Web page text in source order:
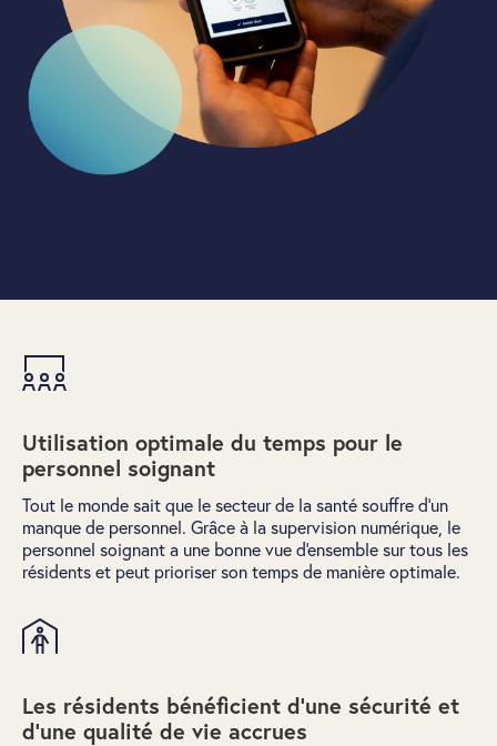
Utilisation optimale du temps pour le
personnel soignant
Tout le monde sait que le secteur de la santé souffre d’un
manque de personnel. Grâce à la supervision numérique, le
personnel soignant a une bonne vue d'ensemble sur tous les
résidents et peut prioriser son temps de manière optimale.
Les résidents bénéficient d'une sécurité et
d'une qualité de vie accrues